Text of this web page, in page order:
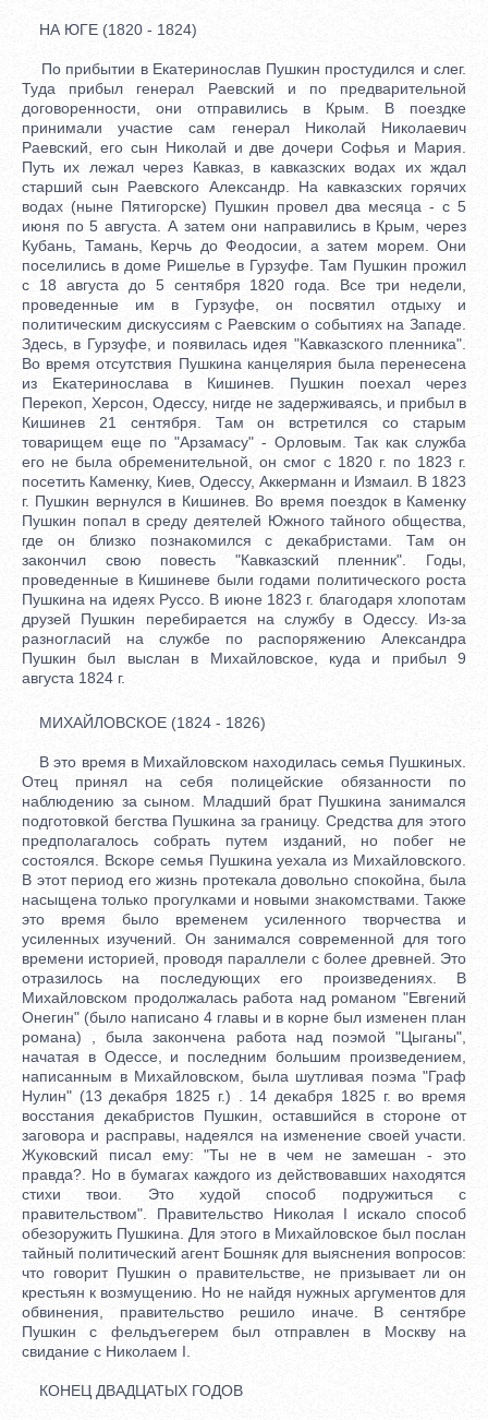
НА ЮГЕ (1820 - 1824)
По прибытии в Екатеринослав Пушкин простудился и слег.
Туда прибыл генерал Раевский и по предварительной
договоренности, они отправились в Крым. В поездке
принимали участие сам генерал Николай Николаевич
Раевский, его сын Николай и две дочери Софья и Мария.
Путь их лежал через Кавказ, в кавказских водах их ждал
старший сын Раевского Александр. На кавказских горячих
водах (ныне Пятигорске) Пушкин провел два месяца - с 5
июня по 5 августа. А затем они направились в Крым, через
Кубань, Тамань, Керчь до Феодосии, а затем морем. Они
поселились в доме Ришелье в Гурзуфе. Там Пушкин прожил
с 18 августа до 5 сентября 1820 года. Все три недели,
проведенные им в Гурзуфе, он посвятил отдыху и
политическим дискуссиям с Раевским о событиях на Западе.
Здесь, в Гурзуфе, и появилась идея "Кавказского пленника".
Во время отсутствия Пушкина канцелярия была перенесена
из Екатеринослава в Кишинев. Пушкин поехал через
Перекоп, Херсон, Одессу, нигде не задерживаясь, и прибыл в
Кишинев 21 сентября. Там он встретился со старым
товарищем еще по "Арзамасу" - Орловым. Так как служба
его не была обременительной, он смог с 1820 г. по 1823 г.
посетить Каменку, Киев, Одессу, Аккерманн и Измаил. В 1823
г. Пушкин вернулся в Кишинев. Во время поездок в Каменку
Пушкин попал в среду деятелей Южного тайного общества,
где он близко познакомился с декабристами. Там он
закончил свою повесть "Кавказский пленник". Годы,
проведенные в Кишиневе были годами политического роста
Пушкина на идеях Руссо. В июне 1823 г. благодаря хлопотам
друзей Пушкин перебирается на службу в Одессу. Из-за
разногласий на службе по распоряжению Александра
Пушкин был выслан в Михайловское, куда и прибыл 9
августа 1824 г.
МИХАЙЛОВСКОЕ (1824 - 1826)
В это время в Михайловском находилась семья Пушкиных.
Отец принял на себя полицейские обязанности по
наблюдению за сыном. Младший брат Пушкина занимался
подготовкой бегства Пушкина за границу. Средства для этого
предполагалось собрать путем изданий, но побег не
состоялся. Вскоре семья Пушкина уехала из Михайловского.
В этот период его жизнь протекала довольно спокойна, была
насыщена только прогулками и новыми знакомствами. Также
это время было временем усиленного творчества и
усиленных изучений. Он занимался современной для того
времени историей, проводя параллели с более древней. Это
отразилось на последующих его произведениях. В
Михайловском продолжалась работа над романом "Евгений
Онегин" (было написано 4 главы и в корне был изменен план
романа) , была закончена работа над поэмой "Цыганы",
начатая в Одессе, и последним большим произведением,
написанным в Михайловском, была шутливая поэма "Граф
Нулин" (13 декабря 1825 г.) . 14 декабря 1825 г. во время
восстания декабристов Пушкин, оставшийся в стороне от
заговора и расправы, надеялся на изменение своей участи.
Жуковский писал ему: "Ты не в чем не замешан - это
правда?. Но в бумагах каждого из действовавших находятся
стихи твои. Это худой способ подружиться с
правительством". Правительство Николая I искало способ
обезоружить Пушкина. Для этого в Михайловское был послан
тайный политический агент Бошняк для выяснения вопросов:
что говорит Пушкин о правительстве, не призывает ли он
крестьян к возмущению. Но не найдя нужных аргументов для
обвинения, правительство решило иначе. В сентябре
Пушкин с фельдъегерем был отправлен в Москву на
свидание с Николаем I.
КОНЕЦ ДВАДЦАТЫХ ГОДОВ